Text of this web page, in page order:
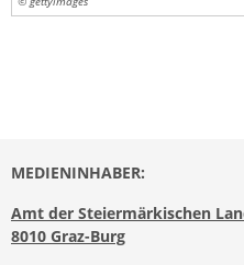
MEDIENINHABER:
Amt der Steiermärkischen
8010 Graz-Burg